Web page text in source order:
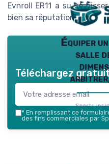
Evnroll ER11 a su se
bien sa réputation.
Équiper
salle
Sports
Téléchargez
* En remplissant ce
des fins commerciales par